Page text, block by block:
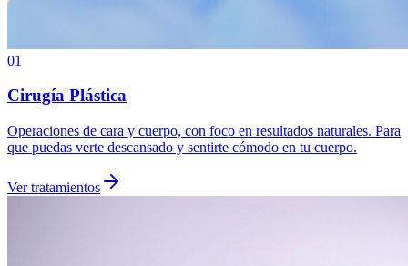
01
Cirugía Plástica
Operaciones de cara y cuerpo, con foco en resultados naturales. Para
que puedas verte descansado y sentirte cómodo en tu cuerpo.
Ver tratamientos